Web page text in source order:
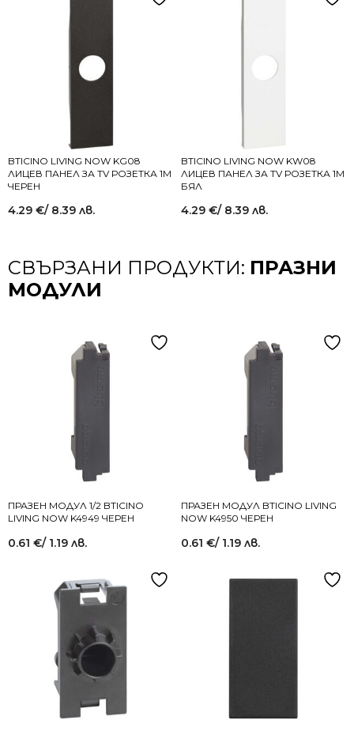
BTICINO LIVING NOW KG08
ЛИЦЕВ ПАНЕЛ ЗА TV РОЗЕТКА 1M
ЧЕРЕН
4.29 €/ 8.39 лв.
BTICINO LIVING NOW KW08
ЛИЦЕВ ПАНЕЛ ЗА TV РОЗЕТКА 1M
БЯЛ
4.29 €/ 8.39 лв.
СВЪРЗАНИ ПРОДУКТИ: ПРАЗНИ
МОДУЛИ
ПРАЗЕН МОДУЛ 1/2 BTICINO
LIVING NOW K4949 ЧЕРЕН
0.61 €/ 1.19 лв.
ПРАЗЕН МОДУЛ BTICINO LIVING
NOW K4950 ЧЕРЕН
0.61 €/ 1.19 лв.